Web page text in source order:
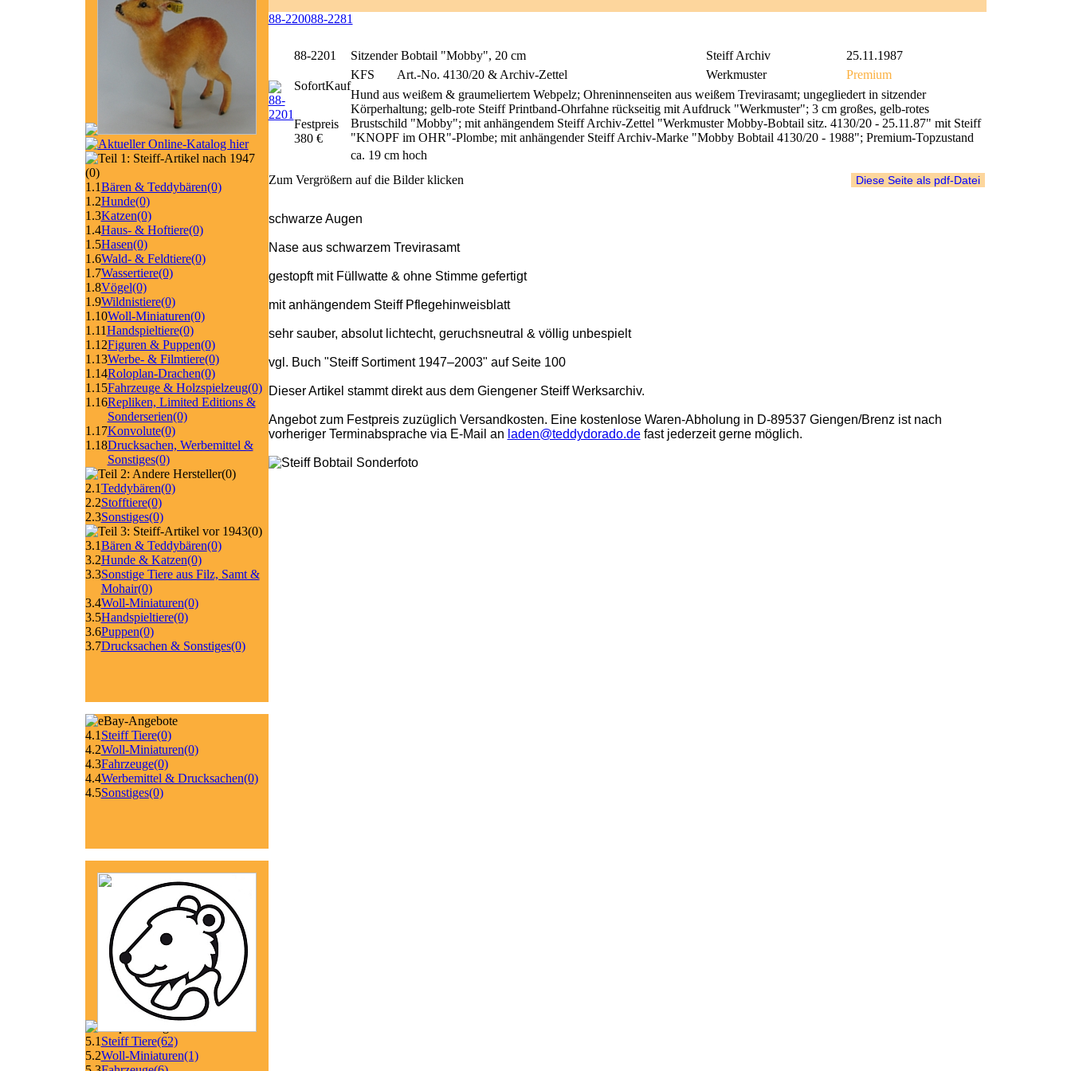
(0)
1.1Bären & Teddybären(0)
1.2Hunde(0)
1.3Katzen(0)
1.4Haus- & Hoftiere(0)
1.5Hasen(0)
1.6Wald- & Feldtiere(0)
1.7Wassertiere(0)
1.8Vögel(0)
1.9Wildnistiere(0)
1.10Woll-Miniaturen(0)
1.11Handspieltiere(0)
1.12Figuren & Puppen(0)
1.13Werbe- & Filmtiere(0)
1.14Roloplan-Drachen(0)
1.15Fahrzeuge & Holzspielzeug(0)
1.16Repliken, Limited Editions &
Sonderserien(0)
1.17Konvolute(0)
1.18Drucksachen, Werbemittel &
Sonstiges(0)
(0)
2.1Teddybären(0)
2.2Stofftiere(0)
2.3Sonstiges(0)
(0)
3.1Bären & Teddybären(0)
3.2Hunde & Katzen(0)
3.3Sonstige Tiere aus Filz, Samt &
Mohair(0)
3.4Woll-Miniaturen(0)
3.5Handspieltiere(0)
3.6Puppen(0)
3.7Drucksachen & Sonstiges(0)
4.1 Steiff Tiere(0)
4.2Woll-Miniaturen(0)
4.3Fahrzeuge(0)
4.4Werbemittel & Drucksachen(0)
4.5Sonstiges(0)
5.1 Steiff Tiere(62)
5.2Woll-Miniaturen(1)
88-220088-2281
88-2201 Sitzender Bobtail "Mobby", 20 cm Steiff Archiv
25.11.1987
KFS
Art.-No. 4130/20 & Archiv-Zettel Werkmuster
Premium
Hund aus weißem & graumeliertem Webpelz; Ohreninnenseiten aus weißem Trevirasamt; ungegliedert in sitzender
Körperhaltung; gelb-rote Steiff Printband-Ohrfahne rückseitig mit Aufdruck "Werkmuster"; 3 cm großes, gelb-rotes
Brustschild "Mobby"; mit anhängendem Steiff Archiv-Zettel "Werkmuster Mobby-Bobtail sitz. 4130/20 - 25.11.87" mit Steiff
"KNOPF im OHR"-Plombe; mit anhängender Steiff Archiv-Marke "Mobby Bobtail 4130/20 - 1988"; Premium-Topzustand
ca. 19 cm hoch
SofortKauf
Festpreis
380 €
Zum Vergrößern auf die Bilder klicken
schwarze Augen
Nase aus schwarzem Trevirasamt
gestopft mit Füllwatte & ohne Stimme gefertigt
mit anhängendem Steiff Pflegehinweisblatt
sehr sauber, absolut lichtecht, geruchsneutral & völlig unbespielt
vgl. Buch "Steiff Sortiment 1947–2003" auf Seite 100
Dieser Artikel stammt direkt aus dem Giengener Steiff Werksarchiv.
Angebot zum Festpreis zuzüglich Versandkosten. Eine kostenlose Waren-Abholung in D-89537 Giengen/Brenz ist nach
vorheriger Terminabsprache via E-Mail an laden@teddydorado.defast jederzeit gerne möglich.